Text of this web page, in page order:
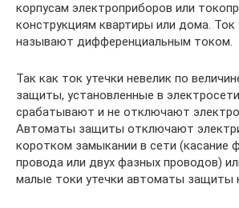
корпусам электроприборов или
конструкциям квартиры или дома. Ток
называют дифференциальным током.
Так как ток утечки невелик по
защиты, установленные в
срабатывают и не отключают
Автоматы защиты отключают
коротком замыкании в сети (касание
провода или двух фазных проводов)
малые токи утечки автоматы защиты